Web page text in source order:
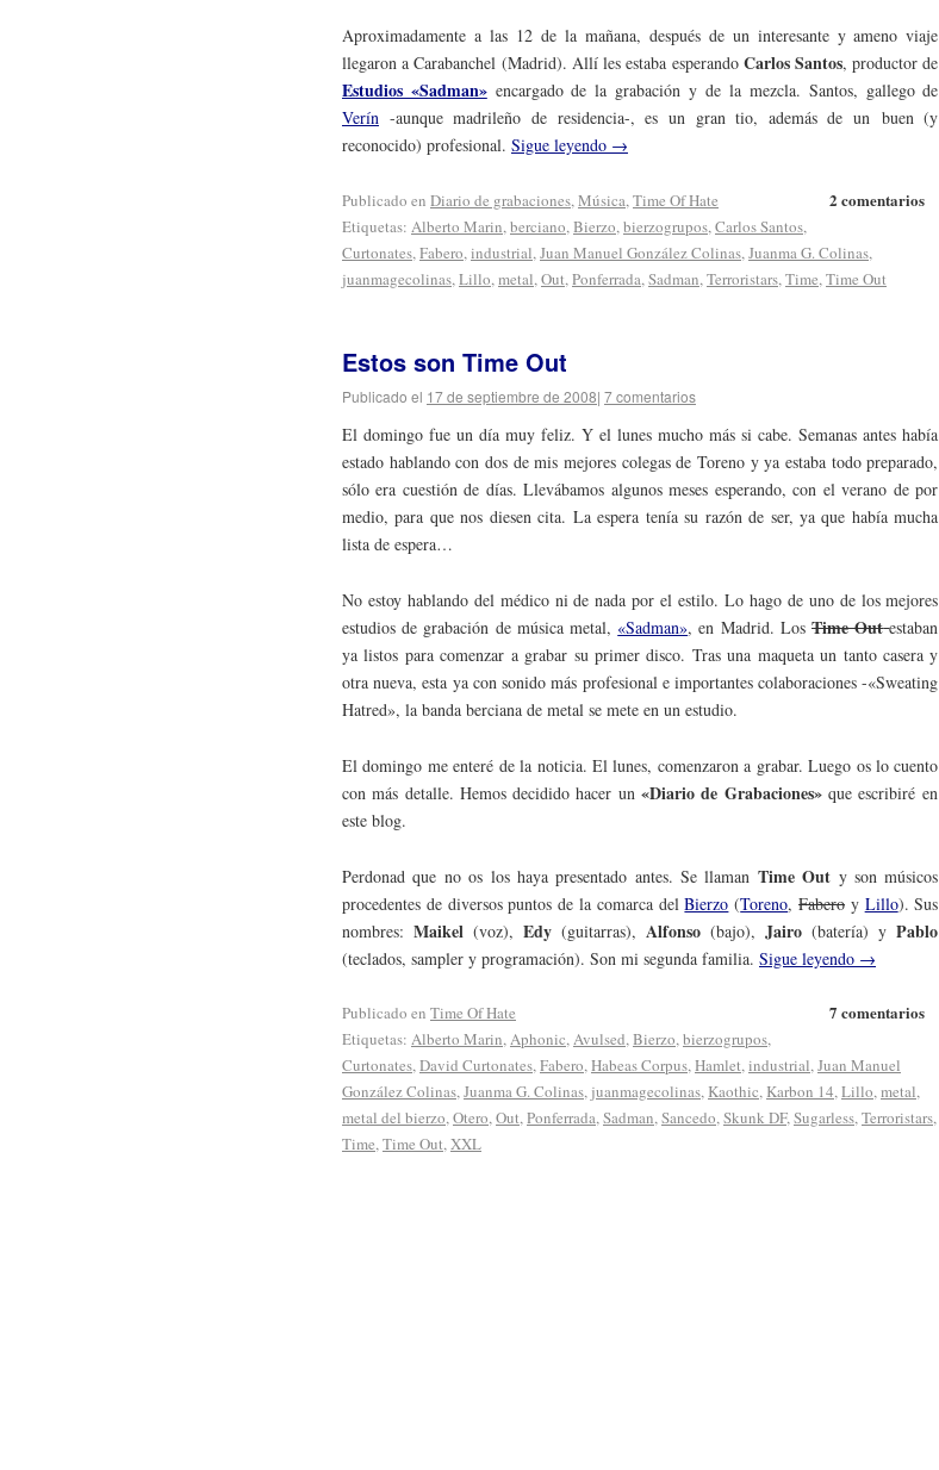
Aproximadamente a las 12 de la mañana, después de un interesante y ameno viaje
llegaron a Carabanchel (Madrid). Allí les estaba esperando Carlos Santos, productor de
Estudios «Sadman»encargado de la grabación y de la mezcla. Santos, gallego de
Verín -aunque madrileño de residencia-, es un gran tio, además de un buen (y
reconocido) profesional. Sigue leyendo →
2 comentarios
Publicado en Diario de grabaciones,Música,Time Of Hate
Etiquetas: Alberto Marin,berciano,Bierzo,bierzogrupos,Carlos Santos,
Curtonates,Fabero,industrial,Juan Manuel González Colinas,Juanma G. Colinas,
juanmagecolinas,Lillo,metal,Out,Ponferrada,Sadman,Terroristars,Time,Time Out
Estos son Time Out
Publicado el 17 de septiembre de 2008| 7 comentarios
El domingo fue un día muy feliz. Y el lunes mucho más si cabe. Semanas antes había
estado hablando con dos de mis mejores colegas de Toreno y ya estaba todo preparado,
sólo era cuestión de días. Llevábamos algunos meses esperando, con el verano de por
medio, para que nos diesen cita. La espera tenía su razón de ser, ya que había mucha
lista de espera…
No estoy hablando del médico ni de nada por el estilo. Lo hago de uno de los mejores
estudios de grabación de música metal, «Sadman», en Madrid. LosTime Out estaban
ya listos para comenzar a grabar su primer disco. Tras una maqueta un tanto casera y
otra nueva, esta ya con sonido más profesional e importantes colaboraciones -«Sweating
Hatred», la banda berciana de metal se mete en un estudio.
El domingo me enteré de la noticia. El lunes, comenzaron a grabar. Luego os lo cuento
con más detalle. Hemos decidido hacer un «Diario de Grabaciones»que escribiré en
este blog.
Perdonad que no os los haya presentado antes. Se llaman Time Out y son músicos
procedentes de diversos puntos de la comarca delBierzo (Toreno,Fabero y Lillo). Sus
nombres:Maikel(voz), Edy(guitarras), Alfonso(bajo), Jairo(batería) y Pablo
(teclados, sampler y programación). Son mi segunda familia. Sigue leyendo →
7 comentarios
Publicado en Time Of Hate
Etiquetas: Alberto Marin,Aphonic,Avulsed,Bierzo,bierzogrupos,
Curtonates,David Curtonates,Fabero,Habeas Corpus,Hamlet,industrial,Juan Manuel
González Colinas,Juanma G. Colinas, juanmagecolinas, Kaothic, Karbon 14,Lillo,metal,
metal del bierzo,Otero,Out,Ponferrada,Sadman,Sancedo,Skunk DF,Sugarless,Terroristars,
Time,Time Out,XXL